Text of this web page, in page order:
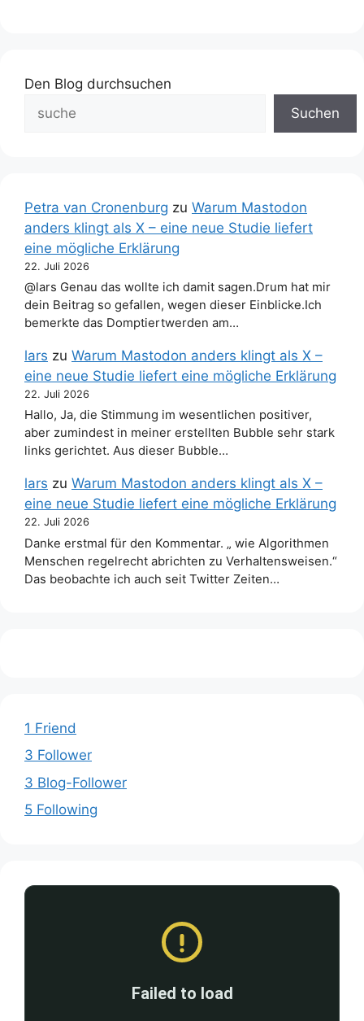
Den Blog durchsuchen
Suchen
Petra van Cronenburg zu Warum Mastodon
anders klingt als X – eine neue Studie liefert
eine mögliche Erklärung
22. Juli 2026
@lars Genau das wollte ich damit sagen.Drum hat mir
dein Beitrag so gefallen, wegen dieser Einblicke.Ich
bemerkte das Domptiertwerden am…
lars zu Warum Mastodon anders klingt als X –
eine neue Studie liefert eine mögliche Erklärung
22. Juli 2026
Hallo, Ja, die Stimmung im wesentlichen positiver,
aber zumindest in meiner erstellten Bubble sehr stark
links gerichtet. Aus dieser Bubble…
lars zu Warum Mastodon anders klingt als X –
eine neue Studie liefert eine mögliche Erklärung
22. Juli 2026
Danke erstmal für den Kommentar. „ wie Algorithmen
Menschen regelrecht abrichten zu Verhaltensweisen.“
Das beobachte ich auch seit Twitter Zeiten…
1 Friend
3 Follower
3 Blog-Follower
5 Following